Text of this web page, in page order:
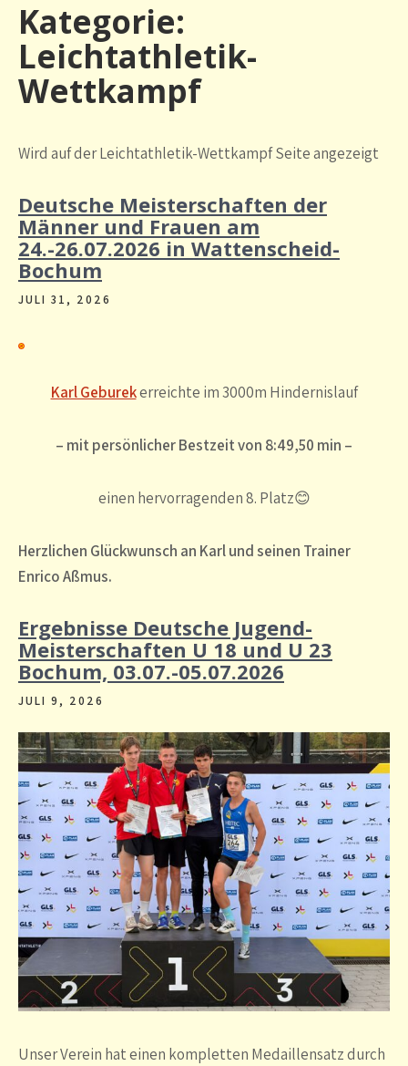
Kategorie:
Leichtathletik-
Wettkampf
Wird auf der Leichtathletik-Wettkampf Seite angezeigt
Deutsche Meisterschaften der
Männer und Frauen am
24.-26.07.2026 in Wattenscheid-
Bochum
JULI 31, 2026
Karl Geburekerreichte im 3000m Hindernislauf
– mit persönlicher Bestzeit von 8:49,50 min –
einen hervorragenden 8. Platz😊
Herzlichen Glückwunsch an Karl und seinen Trainer
Enrico Aßmus.
Ergebnisse Deutsche Jugend-
Meisterschaften U 18 und U 23
Bochum, 03.07.-05.07.2026
JULI 9, 2026
Unser Verein hat einen kompletten Medaillensatz durch